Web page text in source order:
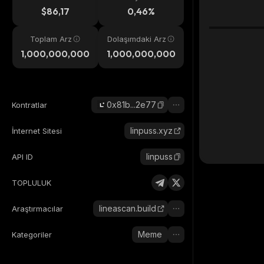
$86,17 0,46%
Toplam Arz
1,000,000,000
Dolaşımdaki Arz
1,000,000,000
Kontratlar 0x81b...2e77
İnternet Sitesi linpuss.xyz
API ID linpuss
TOPLULUK
Araştırmacılar lineascan.build
Kategoriler Meme